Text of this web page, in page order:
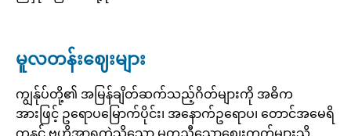
မူလတန်းဈေးများ
ကျွန်ုပ်တို့၏ အမြန်ချိတ်ဆက်သည့်ဂိတ်များကို အဓိက
အားဖြင့် ဥရောပမြောက်ပိုင်း၊ အနောက်ဥရောပ၊ တောင်အမေရိ